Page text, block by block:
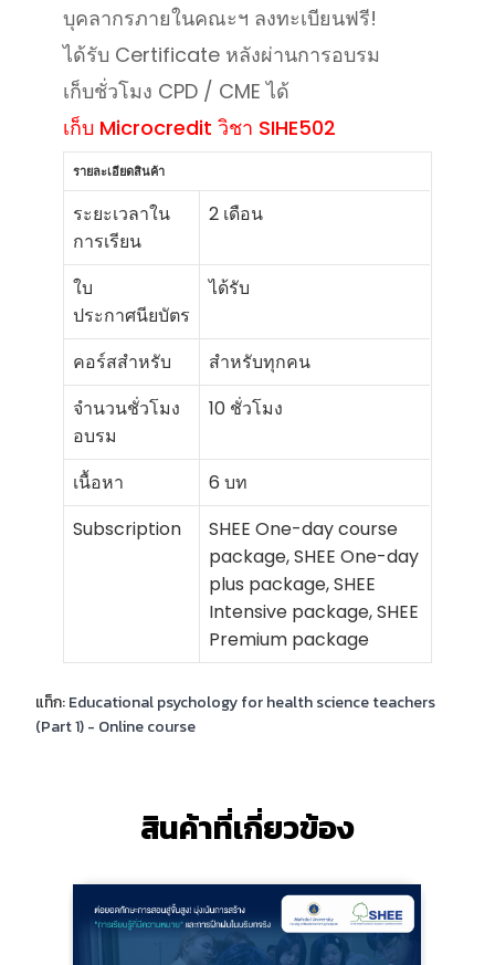
บุคลากรภายในคณะฯ ลงทะเบียนฟรี!
ได้รับ Certificate หลังผ่านการอบรม
เก็บชั่วโมง CPD / CME ได้
เก็บ Microcreditวิชา SIHE502
รายละเอียดสินค้า
ระยะเวลาใน
การเรียน
2 เดือน
ใบ
ประกาศนียบัตร
ได้รับ
คอร์สสำหรับ
สำหรับทุกคน
จำนวนชั่วโมง
อบรม
10 ชั่วโมง
เนื้อหา
6 บท
Subscription
SHEE One-day course
package, SHEE One-day
plus package, SHEE
Intensive package, SHEE
Premium package
แท็ก:Educational psychology for health science teachers
(Part 1) - Online course
สินค้าที่เกี่ยวข้อง